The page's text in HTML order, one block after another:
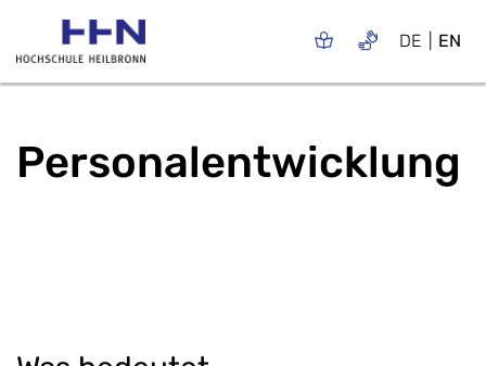
DE EN
Personalentwicklung